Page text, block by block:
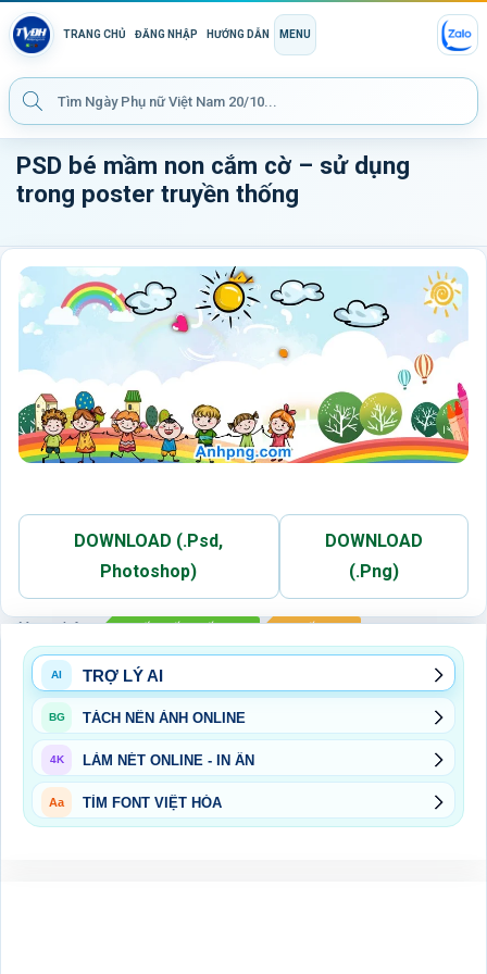
TRANG CHỦ ĐĂNG NHẬP HƯỚNG DẪN MENU
PSD bé mầm non cắm cờ – sử dụng
trong poster truyền thống
DOWNLOAD (.Psd,
Photoshop)
DOWNLOAD
(.Png)
Xem thêm:
AI TRỢ LÝ AI
BG TÁCH NỀN ẢNH ONLINE
4K LÀM NÉT ONLINE - IN ẤN
Aa TÌM FONT VIỆT HÓA